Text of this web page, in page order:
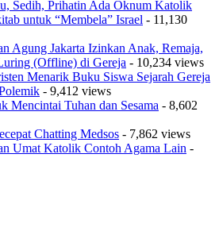
Sedih, Prihatin Ada Oknum Katolik
untuk “Membela” Israel - 11,130
Agung Jakarta Izinkan Anak, Remaja,
(Offline) di Gereja - 10,234 views
Menarik Buku Siswa Sejarah Gereja
- 9,412 views
Mencintai Tuhan dan Sesama - 8,602
Chatting Medsos - 7,862 views
Umat Katolik Contoh Agama Lain -